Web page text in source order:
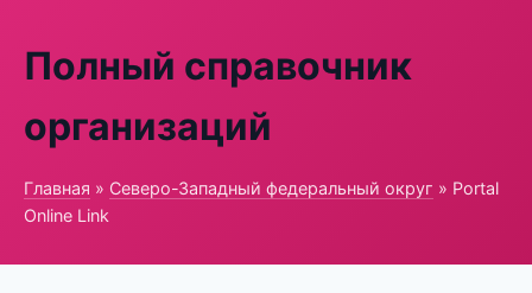
Полный справочник
организаций
Главная » Северо-Западный федеральный округ » Portal
Online Link